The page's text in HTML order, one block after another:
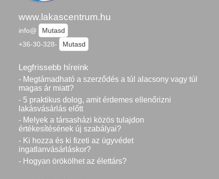
www.lakascentrum.hu
info@
Mutasd
+36-30-328-
Mutasd
Legfrissebb híreink
- Megtámadható a szerződés a túl alacsony vagy túl
magas ár miatt?
- 5 praktikus dolog, amit érdemes ellenőrizni
lakásvásárlás előtt
- Melyek a társasházi közös tulajdon
értékesítésének új szabályai?
- Ki hozza és ki fizeti az ügyvédet
ingatlanvásárláskor?
- Hogyan örökölhet az élettárs?